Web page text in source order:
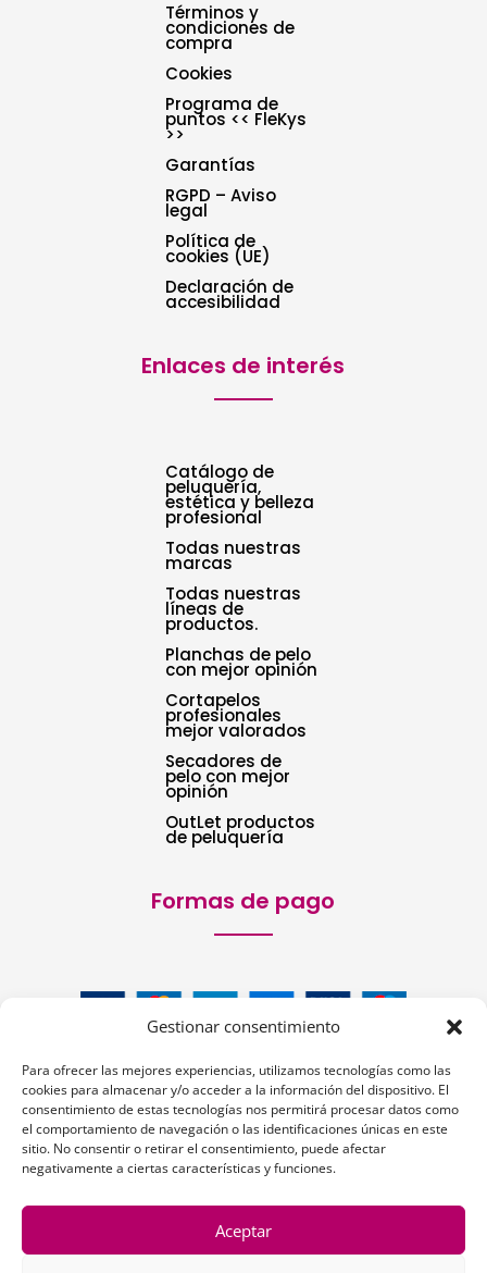
Gestionar consentimiento
Para ofrecer las mejores experiencias, utilizamos tecnologías como las
cookies para almacenar y/o acceder a la información del dispositivo. El
consentimiento de estas tecnologías nos permitirá procesar datos como
el comportamiento de navegación o las identificaciones únicas en este
sitio. No consentir o retirar el consentimiento, puede afectar
negativamente a ciertas características y funciones.
Aceptar
Términos y
condiciones de
compra
Cookies
Programa de
puntos << FleKys
>>
Garantías
RGPD – Aviso
legal
Política de
cookies (UE)
Declaración de
accesibilidad
Enlaces de interés
Catálogo de
peluquería,
estética y belleza
profesional
Todas nuestras
marcas
Todas nuestras
líneas de
productos.
Planchas de pelo
con mejor opinión
Cortapelos
profesionales
mejor valorados
Secadores de
pelo con mejor
opinión
OutLet productos
de peluquería
Formas de pago
Siguenos: